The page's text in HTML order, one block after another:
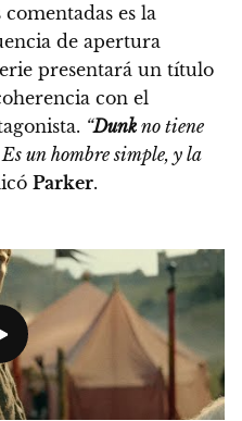
es la
de apertura
presentará un título
con el
“Dunk no tiene
un hombre simple, y la
Parker.